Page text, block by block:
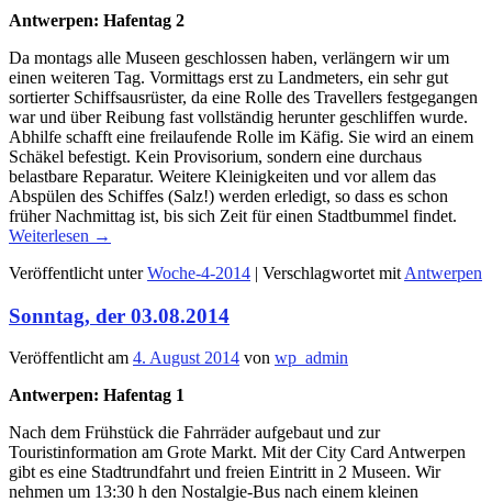
Antwerpen: Hafentag 2
Da montags alle Museen geschlossen haben, verlängern wir um
einen weiteren Tag. Vormittags erst zu Landmeters, ein sehr gut
sortierter Schiffsausrüster, da eine Rolle des Travellers festgegangen
war und über Reibung fast vollständig herunter geschliffen wurde.
Abhilfe schafft eine freilaufende Rolle im Käfig. Sie wird an einem
Schäkel befestigt. Kein Provisorium, sondern eine durchaus
belastbare Reparatur. Weitere Kleinigkeiten und vor allem das
Abspülen des Schiffes (Salz!) werden erledigt, so dass es schon
früher Nachmittag ist, bis sich Zeit für einen Stadtbummel findet.
Weiterlesen →
Veröffentlicht unter Woche-4-2014 | Verschlagwortet mit Antwerpen
Sonntag, der 03.08.2014
Veröffentlicht am 4. August 2014 von wp_admin
Antwerpen: Hafentag 1
Nach dem Frühstück die Fahrräder aufgebaut und zur
Touristinformation am Grote Markt. Mit der City Card Antwerpen
gibt es eine Stadtrundfahrt und freien Eintritt in 2 Museen. Wir
nehmen um 13:30 h den Nostalgie-Bus nach einem kleinen